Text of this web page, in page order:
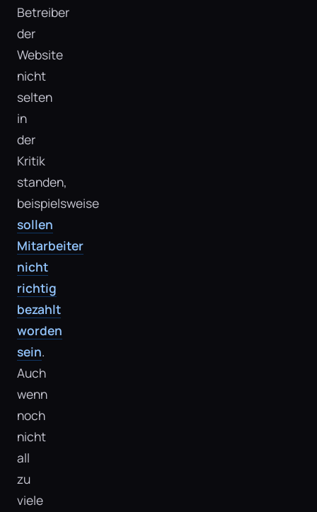
Betreiber
der
Website
nicht
selten
in
der
Kritik
standen,
beispielsweise
sollen
Mitarbeiter
nicht
richtig
bezahlt
worden
sein.
Auch
wenn
noch
nicht
all
zu
viele